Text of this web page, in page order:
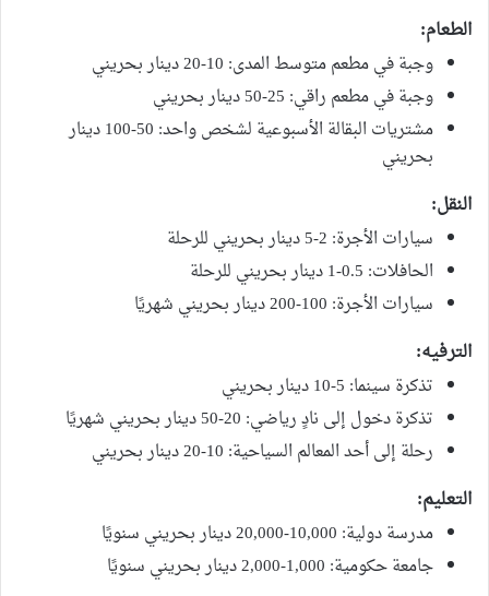
الطعام:
وجبة في مطعم متوسط ​​المدى: 10-20 دينار بحريني
وجبة في مطعم راقي: 25-50 دينار بحريني
مشتريات البقالة الأسبوعية لشخص واحد: 50-100 دينار
بحريني
النقل:
سيارات الأجرة: 2-5 دينار بحريني للرحلة
الحافلات: 0.5-1 دينار بحريني للرحلة
سيارات الأجرة: 100-200 دينار بحريني شهريًا
الترفيه:
تذكرة سينما: 5-10 دينار بحريني
تذكرة دخول إلى نادٍ رياضي: 20-50 دينار بحريني شهريًا
رحلة إلى أحد المعالم السياحية: 10-20 دينار بحريني
التعليم:
مدرسة دولية: 10,000-20,000 دينار بحريني سنويًا
جامعة حكومية: 1,000-2,000 دينار بحريني سنويًا